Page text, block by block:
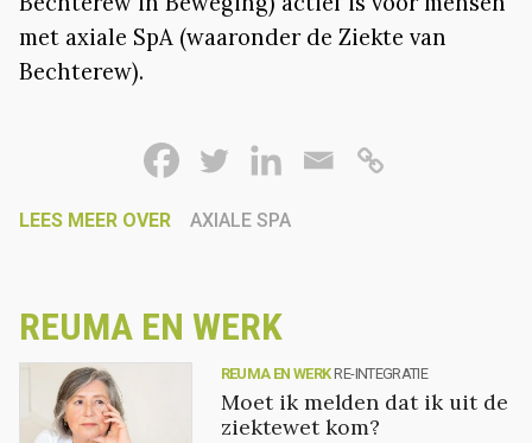
met axiale SpA (waaronder de Ziekte van
Bechterew).
LEES MEER OVER AXIALE SPA
REUMA EN WERK
REUMA EN WERK RE-INTEGRATIE
Moet ik melden dat ik uit de
ziektewet kom?